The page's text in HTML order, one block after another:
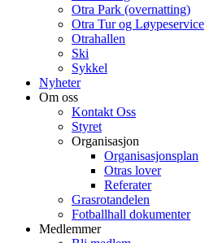
Otra Park (overnatting)
Otra Tur og Løypeservice
Otrahallen
Ski
Sykkel
Nyheter
Om oss
Kontakt Oss
Styret
Organisasjon
Organisasjonsplan
Otras lover
Referater
Grasrotandelen
Fotballhall dokumenter
Medlemmer